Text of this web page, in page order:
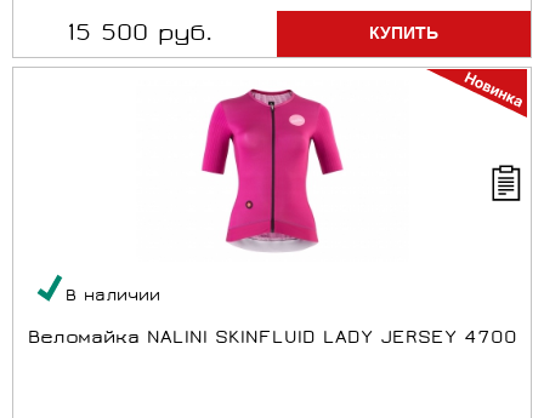
15 500 руб.
В наличии
Веломайка NALINI SKINFLUID LADY JERSEY 4700